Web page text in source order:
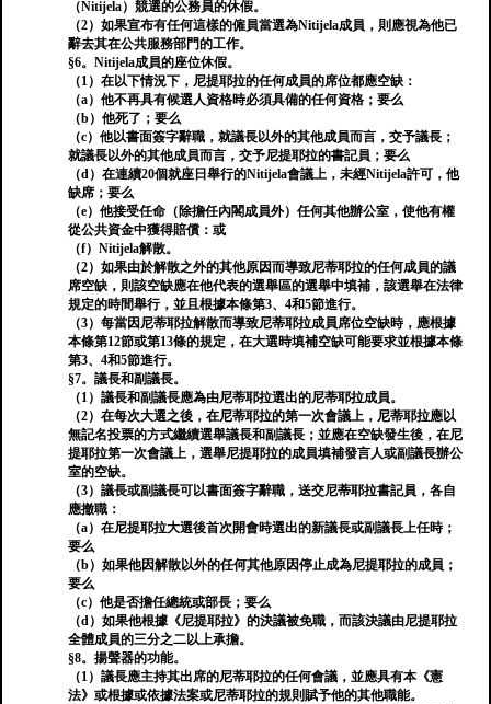
（Nitijela）競選的公務員的休假。
（2）如果宣布有任何這樣的僱員當選為Nitijela成員，則應視為他已
辭去其在公共服務部門的工作。
§6。Nitijela成員的座位休假。
（1）在以下情況下，尼提耶拉的任何成員的席位都應空缺：
（a）他不再具有候選人資格時必須具備的任何資格；要么
（b）他死了；要么
（c）他以書面簽字辭職，就議長以外的其他成員而言，交予議長；
就議長以外的其他成員而言，交予尼提耶拉的書記員；要么
（d）在連續20個就座日舉行的Nitijela會議上，未經Nitijela許可，他
缺席；要么
（e）他接受任命（除擔任內閣成員外）任何其他辦公室，使他有權
從公共資金中獲得賠償：或
（f）Nitijela解散。
（2）如果由於解散之外的其他原因而導致尼蒂耶拉的任何成員的議
席空缺，則該空缺應在他代表的選舉區的選舉中填補，該選舉在法律
規定的時間舉行，並且根據本條第3、4和5節進行。
（3）每當因尼蒂耶拉解散而導致尼蒂耶拉成員席位空缺時，應根據
本條第12節或第13條的規定，在大選時填補空缺可能要求並根據本條
第3、4和5節進行。
§7。議長和副議長。
（1）議長和副議長應為由尼蒂耶拉選出的尼蒂耶拉成員。
（2）在每次大選之後，在尼蒂耶拉的第一次會議上，尼蒂耶拉應以
無記名投票的方式繼續選舉議長和副議長；並應在空缺發生後，在尼
提耶拉第一次會議上，選舉尼提耶拉的成員填補發言人或副議長辦公
室的空缺。
（3）議長或副議長可以書面簽字辭職，送交尼蒂耶拉書記員，各自
應撤職：
（a）在尼提耶拉大選後首次開會時選出的新議長或副議長上任時；
要么
（b）如果他因解散以外的任何其他原因停止成為尼提耶拉的成員；
要么
（c）他是否擔任總統或部長；要么
（d）如果他根據《尼提耶拉》的決議被免職，而該決議由尼提耶拉
全體成員的三分之二以上承擔。
§8。揚聲器的功能。
（1）議長應主持其出席的尼蒂耶拉的任何會議，並應具有本《憲
法》或根據或依據法案或尼蒂耶拉的規則賦予他的其他職能。